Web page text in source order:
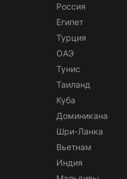
Россия
Египет
Турция
ОАЭ
Тунис
Таиланд
Куба
Доминикана
Шри-Ланка
Вьетнам
Индия